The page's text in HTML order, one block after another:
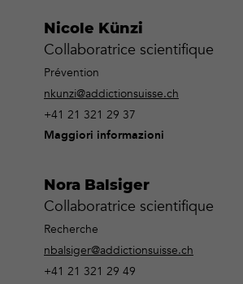
Nicole Künzi
Collaboratrice scientifique
Prévention
nkunzi@addictionsuisse.ch
+41 21 321 29 37
Maggiori informazioni
Nora Balsiger
Collaboratrice scientifique
Recherche
nbalsiger@addictionsuisse.ch
+41 21 321 29 49